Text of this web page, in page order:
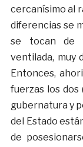
cercanísimo al
diferencias se
se tocan de
ventilada, muy
Entonces,
fuerzas los dos
gubernatura y
del Estado
de